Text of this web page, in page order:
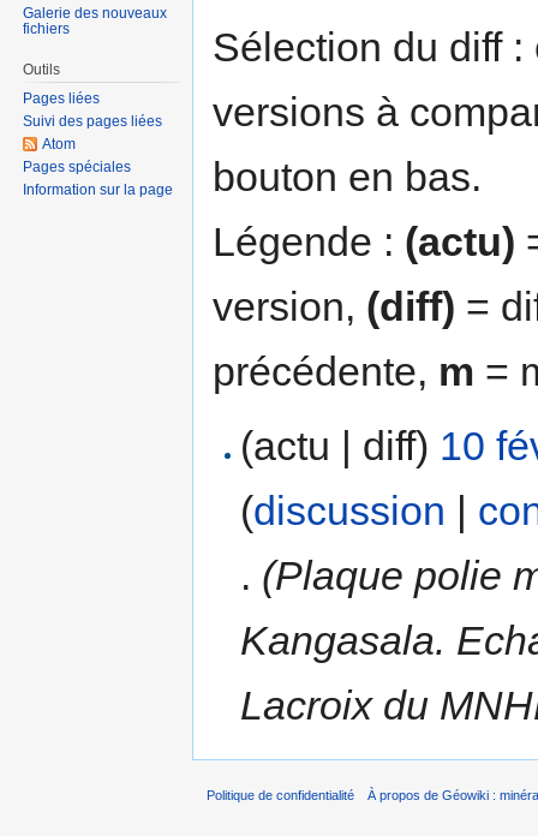
Sélection du diff
versions à
bouton en bas.
Légende : (actu)
version, (diff) =
précédente, m =
(actu | diff) 10
(discussion |
. (Plaque polie
Kangasala.
Lacroix du
Galerie des nouveaux
fichiers
Outils
Pages liées
Suivi des pages liées
Atom
Pages spéciales
Information sur la page
Politique de confidentialité À propos de Géowiki :